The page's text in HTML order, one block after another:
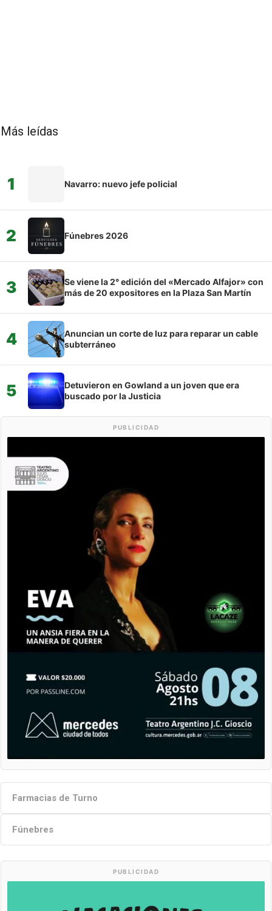
Más leídas
1 Navarro: nuevo jefe policial
2 Fúnebres 2026
3
Se viene la 2° edición del «Mercado Alfajor» con
más de 20 expositores en la Plaza San Martín
4
Anuncian un corte de luz para reparar un cable
subterráneo
5
Detuvieron en Gowland a un joven que era
buscado por la Justicia
PUBLICIDAD
Farmacias de Turno
Fúnebres
PUBLICIDAD